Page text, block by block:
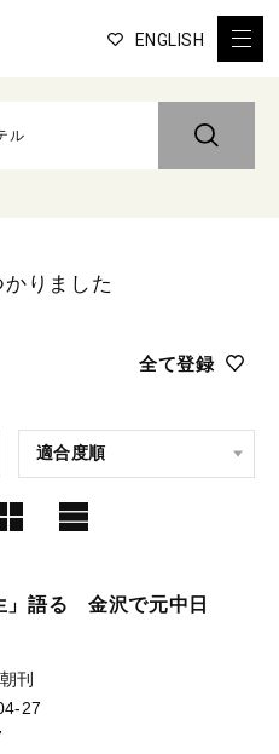
ENGLISH
全て登録
かりました
」語る 金沢で元中日
刊
27